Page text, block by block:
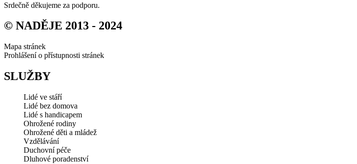
Srdečně děkujeme za podporu.
© NADĚJE 2013 - 2024
Mapa stránek
Prohlášení o přístupnosti stránek
SLUŽBY
Lidé ve stáří
Lidé bez domova
Lidé s handicapem
Ohrožené rodiny
Ohrožené děti a mládež
Vzdělávání
Duchovní péče
Dluhové poradenství